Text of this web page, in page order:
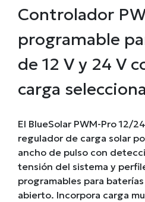
Controlador
programable
de 12 V y 24 V
carga
El BlueSolar PWM-Pro 12/
regulador de carga solar
ancho de pulso con
tensión del sistema y
programables para
abierto. Incorpora carga